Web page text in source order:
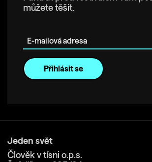
můžete těšit.
Jeden svět
Člověk v tísni o.p.s.